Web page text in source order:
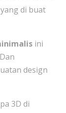
di buat
ini
design
3D di